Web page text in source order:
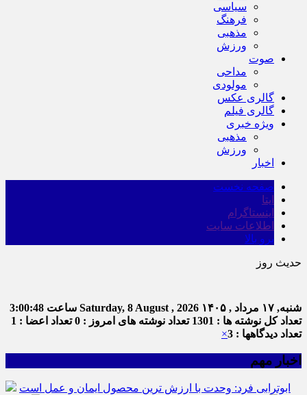
سیاسی
فرهنگ
مذهبی
ورزش
صوت
مداحی
مولودی
گالری عکس
گالری فیلم
ویژه خبری
مذهبی
ورزش
اخبار
صفحه نخست
ایتا
اینستاگرام
اطلاعات سایت
برو بالا
حدیث روز
شنبه, ۱۷ مرداد , ۱۴۰۵ Saturday, 8 August , 2026 ساعت 3:00:48
تعداد کل نوشته ها : 1301
تعداد نوشته های امروز : 0
تعداد اعضا : 1
تعداد دیدگاهها : 3
×
اخبار مهم
ابوترابی فرد: وحدت با ارزش ترین محصول ایمان و عمل است